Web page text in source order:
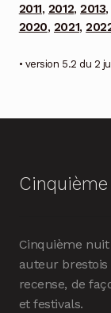
2011, 2012,2013
2020, 2021,
• version 5.2 du 2
Cinquième
auteur brestois
recense, de
et festivals.